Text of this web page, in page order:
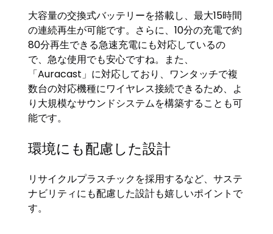
大容量の交換式バッテリーを搭載し、最大15時間
の連続再生が可能です。さらに、10分の充電で約
80分再生できる急速充電にも対応しているの
で、急な使用でも安心ですね。また、
「Auracast」に対応しており、ワンタッチで複
数台の対応機種にワイヤレス接続できるため、よ
り大規模なサウンドシステムを構築することも可
能です。
環境にも配慮した設計
リサイクルプラスチックを採用するなど、サステ
ナビリティにも配慮した設計も嬉しいポイントで
す。